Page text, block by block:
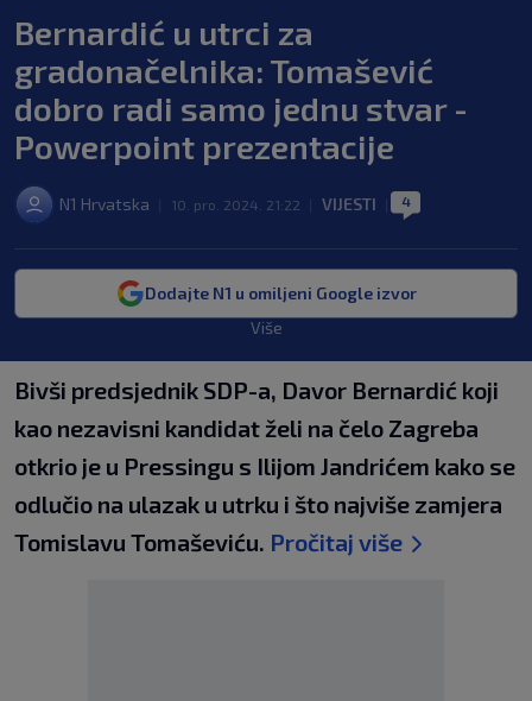
Bernardić u utrci za
gradonačelnika: Tomašević
dobro radi samo jednu stvar -
Powerpoint prezentacije
N1 Hrvatska 10. pro. 2024. 21:22 VIJESTI 4
Dodajte N1 u omiljeni Google izvor
Više
Bivši predsjednik SDP-a, Davor Bernardić koji
kao nezavisni kandidat želi na čelo Zagreba
otkrio je u Pressingu s Ilijom Jandrićem kako se
odlučio na ulazak u utrku i što najviše zamjera
Tomislavu Tomaševiću. Pročitaj više